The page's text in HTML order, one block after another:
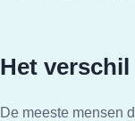
Het
De meeste mensen